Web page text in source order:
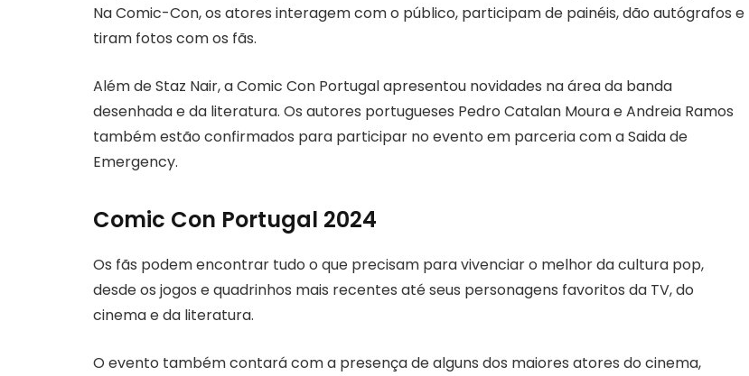
Na Comic-Con, os atores interagem com o público, participam de painéis, dão autógrafos e
tiram fotos com os fãs.
Além de Staz Nair, a Comic Con Portugal apresentou novidades na área da banda
desenhada e da literatura. Os autores portugueses Pedro Catalan Moura e Andreia Ramos
também estão confirmados para participar no evento em parceria com a Saida de
Emergency.
Comic Con Portugal 2024
Os fãs podem encontrar tudo o que precisam para vivenciar o melhor da cultura pop,
desde os jogos e quadrinhos mais recentes até seus personagens favoritos da TV, do
cinema e da literatura.
O evento também contará com a presença de alguns dos maiores atores do cinema,